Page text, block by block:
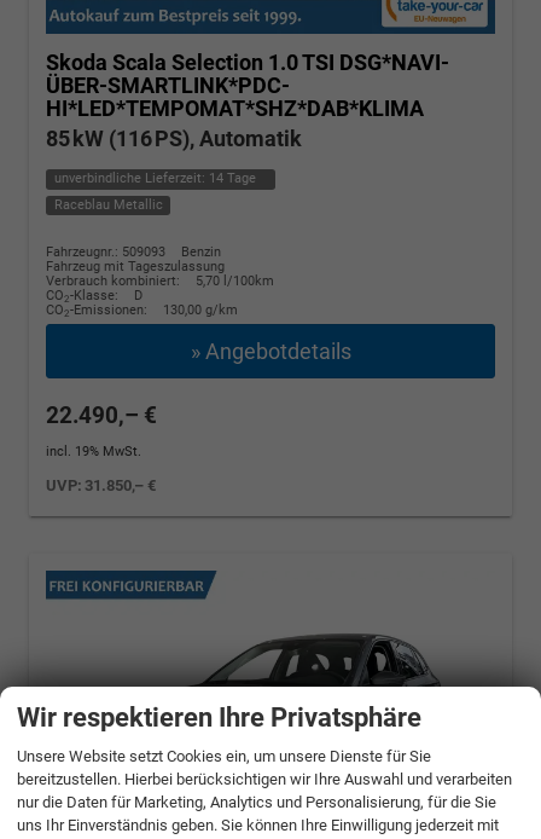
Skoda Scala Selection 1.0 TSI DSG*NAVI-
ÜBER-SMARTLINK*PDC-
HI*LED*TEMPOMAT*SHZ*DAB*KLIMA
85 kW (116 PS), Automatik
unverbindliche Lieferzeit: 14 Tage
Raceblau Metallic
Fahrzeugnr.: 509093
Benzin
Fahrzeug mit Tageszulassung
Verbrauch kombiniert:
5,70 l/100km
CO2-Klasse:
D
CO2-Emissionen: 130,00 g/km
» Angebotdetails
22.490,– €
incl. 19% MwSt.
UVP: 31.850,– €
Wir respektieren Ihre Privatsphäre
Unsere Website setzt Cookies ein, um unsere Dienste für Sie
bereitzustellen. Hierbei berücksichtigen wir Ihre Auswahl und verarbeiten
nur die Daten für Marketing, Analytics und Personalisierung, für die Sie
uns Ihr Einverständnis geben. Sie können Ihre Einwilligung jederzeit mit